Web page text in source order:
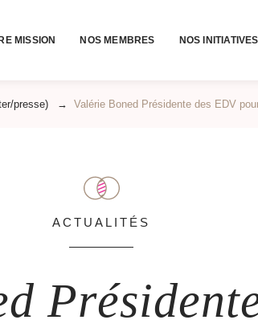
MISSION NOS MEMBRES NOS INITIATIVES
presse) → Valérie Boned Présidente des EDV
ACTUALITÉS